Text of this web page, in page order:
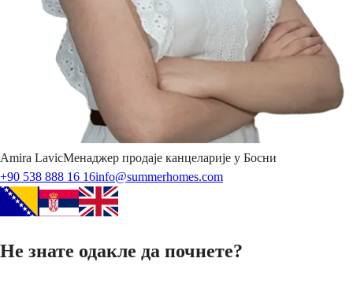
Amira LavicМенаджер продаје канцеларије у Босни
+90 538 888 16 16info@summerhomes.com
Не знате одакле да почнете?